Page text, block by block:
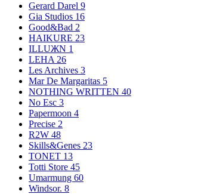
Gerard Darel 9
Gia Studios 16
Good&Bad 2
HAIKURE 23
ILLUЖN 1
LEHA 26
Les Archives 3
Mar De Margaritas 5
NOTHING WRITTEN 40
No Esc 3
Papermoon 4
Precise 2
R2W 48
Skills&Genes 23
TONET 13
Totti Store 45
Umarmung 60
Windsor. 8